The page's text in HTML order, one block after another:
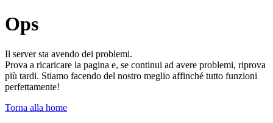
Ops
Il server sta avendo dei problemi.
Prova a ricaricare la pagina e, se continui ad avere problemi, riprova
più tardi. Stiamo facendo del nostro meglio affinché tutto funzioni
perfettamente!
Torna alla home